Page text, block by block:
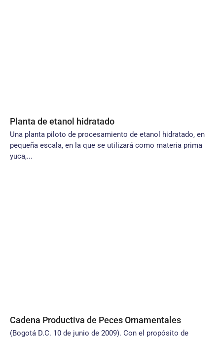
Planta de etanol hidratado
Una planta piloto de procesamiento de etanol hidratado, en
pequeña escala, en la que se utilizará como materia prima
yuca,...
Cadena Productiva de Peces Ornamentales
(Bogotá D.C. 10 de junio de 2009). Con el propósito de